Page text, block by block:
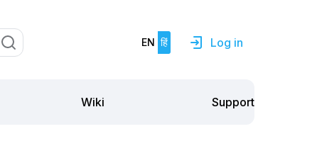
EN हिं Log in
Wiki Support